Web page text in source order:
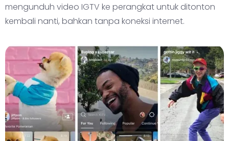
mengunduh video IGTV ke perangkat untuk ditonton
kembali nanti, bahkan tanpa koneksi internet.